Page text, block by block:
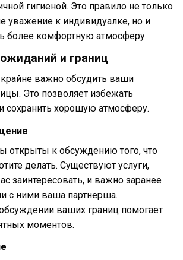
гигиеной. Это правило не только
уважение к индивидуалке, но и
более комфортную атмосферу.
и границ
важно обсудить ваши
Это позволяет избежать
сохранить хорошую атмосферу.
открыты к обсуждению того, что
делать. Существуют услуги,
заинтересовать, и важно заранее
с ними ваша партнерша.
ваших границ помогает
моментов.